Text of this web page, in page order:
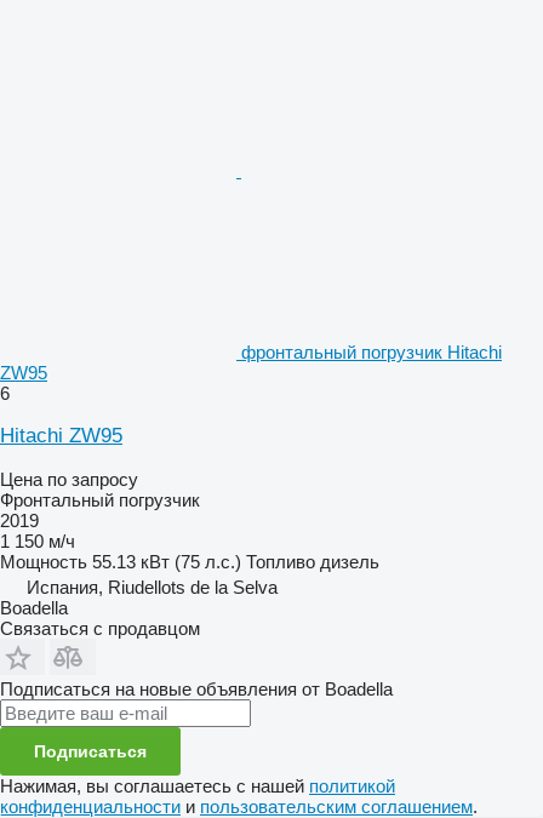
фронтальный погрузчик Hitachi
ZW95
6
Hitachi ZW95
Цена по запросу
Фронтальный погрузчик
2019
1 150 м/ч
Мощность 55.13 кВт (75 л.с.) Топливо дизель
Испания, Riudellots de la Selva
Boadella
Связаться с продавцом
Подписаться на новые объявления от Boadella
Подписаться
Нажимая, вы соглашаетесь с нашей политикой
конфиденциальности и пользовательским соглашением.